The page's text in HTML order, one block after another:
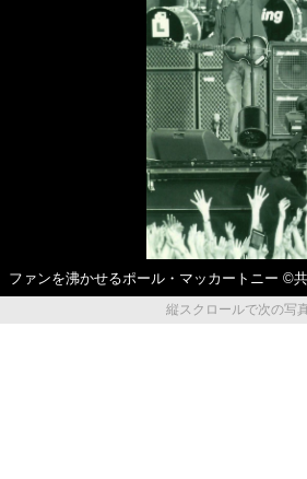
ファンを沸かせるポール・マッカートニー ©
縦スクロールで次の写